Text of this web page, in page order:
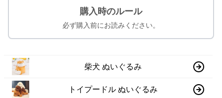
購入時のルール
必ず購入前にお読みください。
柴犬 ぬいぐるみ
トイプードル ぬいぐるみ